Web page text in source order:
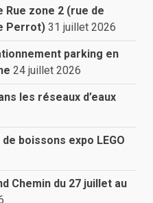
Rue zone 2 (rue de
Perrot) 31 juillet 2026
parking en
24 juillet 2026
les réseaux d’eaux
boissons expo LEGO
Chemin du 27 juillet au